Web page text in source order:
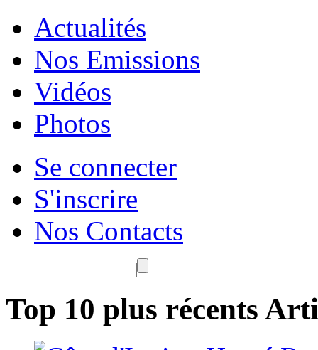
Actualités
Nos Emissions
Vidéos
Photos
Se connecter
S'inscrire
Nos Contacts
Top 10 plus récents